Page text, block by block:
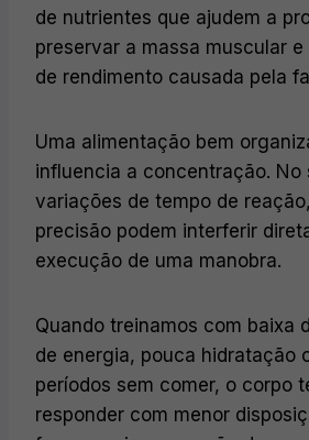
de nutrientes que ajudem a
preservar a massa muscular
de rendimento causada pela
Uma alimentação bem
influencia a concentração. No
variações de tempo de
precisão podem interferir
execução de uma manobra.
Quando treinamos com baixa
de energia, pouca hidratação
períodos sem comer, o corpo
responder com menor